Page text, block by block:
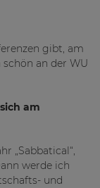
gibt, am
an der WU
am
„Sabbatical“,
werde ich
und